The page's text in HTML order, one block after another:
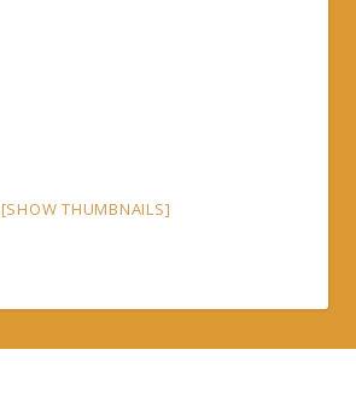
[SHOW THUMBNAILS]